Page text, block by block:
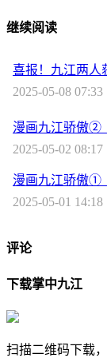
继续阅读
喜报！九江两人
2025-05-08 07:33
漫画九江骄傲②
2025-05-02 08:17
漫画九江骄傲①
2025-05-01 14:18
评论
下载掌中九江
扫描二维码下载